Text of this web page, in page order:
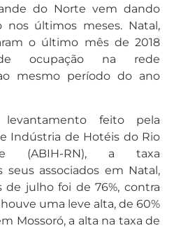
do Norte vem dando
nos últimos meses. Natal,
o último mês de 2018
ocupação na rede
mesmo período do ano
feito pela
Indústria de Hotéis do Rio
(ABIH-RN), a taxa
associados em Natal,
julho foi de 76%, contra
uma leve alta, de 60%
Mossoró, a alta na taxa de